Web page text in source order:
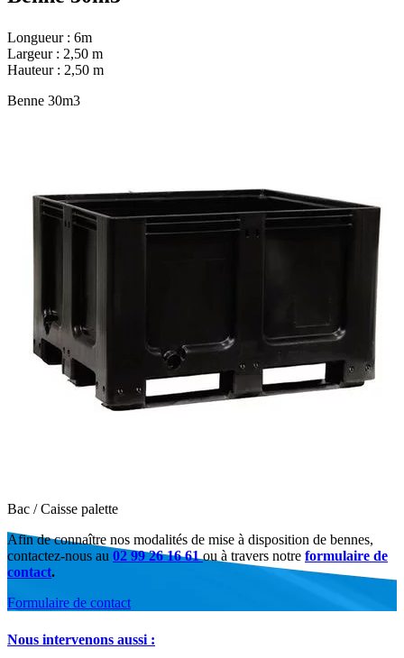
Longueur : 6m
Largeur : 2,50 m
Hauteur : 2,50 m
Benne 30m3
Bac / Caisse palette
Afin de connaître nos modalités de mise à disposition de bennes,
contactez-nous au 02 99 26 16 61ou à travers notre formulaire de
contact.
Formulaire de contact
Nous intervenons aussi :